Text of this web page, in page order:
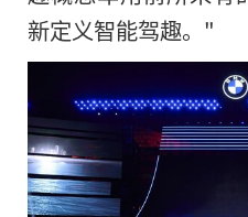
新定义智能驾趣。"